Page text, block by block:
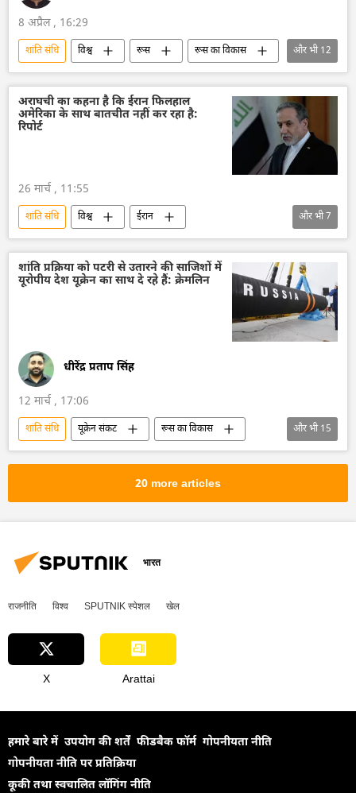
8 अप्रैल , 16:29
शांति संधि विश्व रूस
रूस का विकास
विदेश मंत्रालय
रूसी विदेश मंत्रालय
होर्मुज स्ट्रेट
ऊर्जा क्षेत्र
ईरान
अमेरिका-इजराइल-ईरान युद्ध
डोनाल्ड ट्रंप
और भी12
अराघची का कहना है कि ईरान फिलहाल
अमेरिका के साथ बातचीत नहीं कर रहा है:
रिपोर्ट
26 मार्च , 11:55
शांति संधि विश्व
ईरान
अमेरिका-इजराइल-ईरान युद्ध
इज़राइल
अमेरिका
मध्य पूर्व
परमाणु हथियार
विदेश मंत्रालय
डॉनल्ड ट्रम्प
और भी7
शांति प्रक्रिया को पटरी से उतारने की साजिशों में
यूरोपीय देश यूक्रेन का साथ दे रहे हैं: क्रेमलिन
धीरेंद्र प्रताप सिंह
12 मार्च , 17:06
शांति संधि यूक्रेन संकट
रूस का विकास
रूस
मास्को
क्रेमलिन
क्रेमलिन के प्रवक्ता दिमित्री पेसकोव
यूक्रेन सशस्त्र बल
यूक्रेन
यूक्रेन की सुरक्षा सेवा (SBU)
यूक्रेन का जवाबी हमला
विशेष सैन्य अभियान
यूरोपीय संघ
यूरोपीय परिषद
और भी15
20 more articles
भारत
राजनीति विश्व SPUTNIK स्पेशल खेल
X Arattai
हमारे बारे में उपयोग की शर्तें फीडबैक फॉर्म गोपनीयता नीति
गोपनीयता नीति पर प्रतिक्रिया
कूकी तथा स्वचालित लॉगिंग नीति